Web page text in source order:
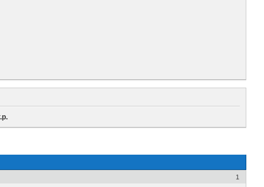
1